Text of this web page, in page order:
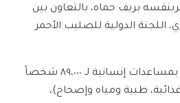
بريف حماه، بالتعاون بين
اللجنة الدولية للصليب الأحمر
وتضمّنت القافلة المحمّلة بمساعدات إنسانية لـ ٨٩،٠٠٠ شخصاً
غذائية، طبية ومياه وإصحاح)،